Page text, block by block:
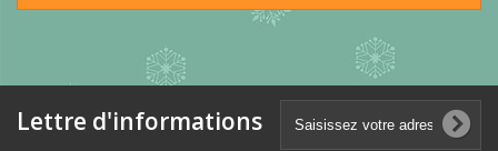
Lettre d'informations